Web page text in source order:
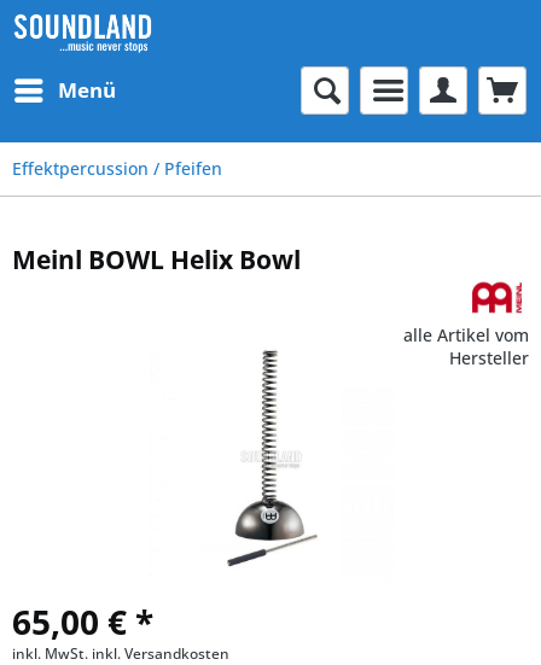
Menü
Effektpercussion / Pfeifen
Meinl BOWL Helix Bowl
alle Artikel vom
Hersteller
65,00 € *
inkl. MwSt. inkl. Versandkosten